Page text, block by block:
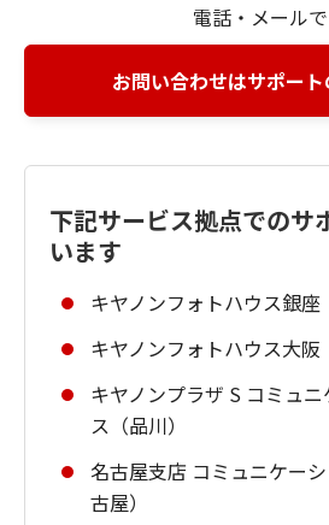
電話・メール
お問い合わせはサポー
下記サービス拠点でのサ
います
キヤノンフォトハウス銀座
キヤノンフォトハウス大阪
キヤノンプラザ S コミュ
ス（品川）
名古屋支店 コミュニケー
古屋）